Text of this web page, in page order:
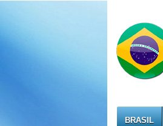
BRASIL